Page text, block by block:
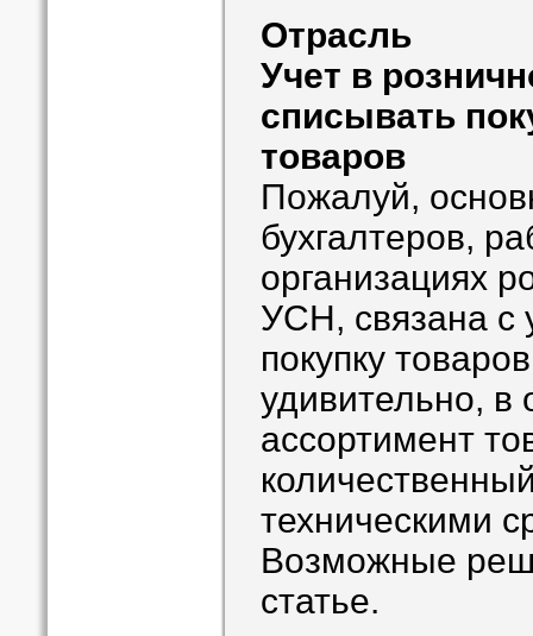
Отрасль
Учет в
списывать
товаров
Пожалуй,
бухгалтеров,
организациях
УСН, связана с
покупку
удивительно, в
ассортимент
техническими
Возможные
статье.